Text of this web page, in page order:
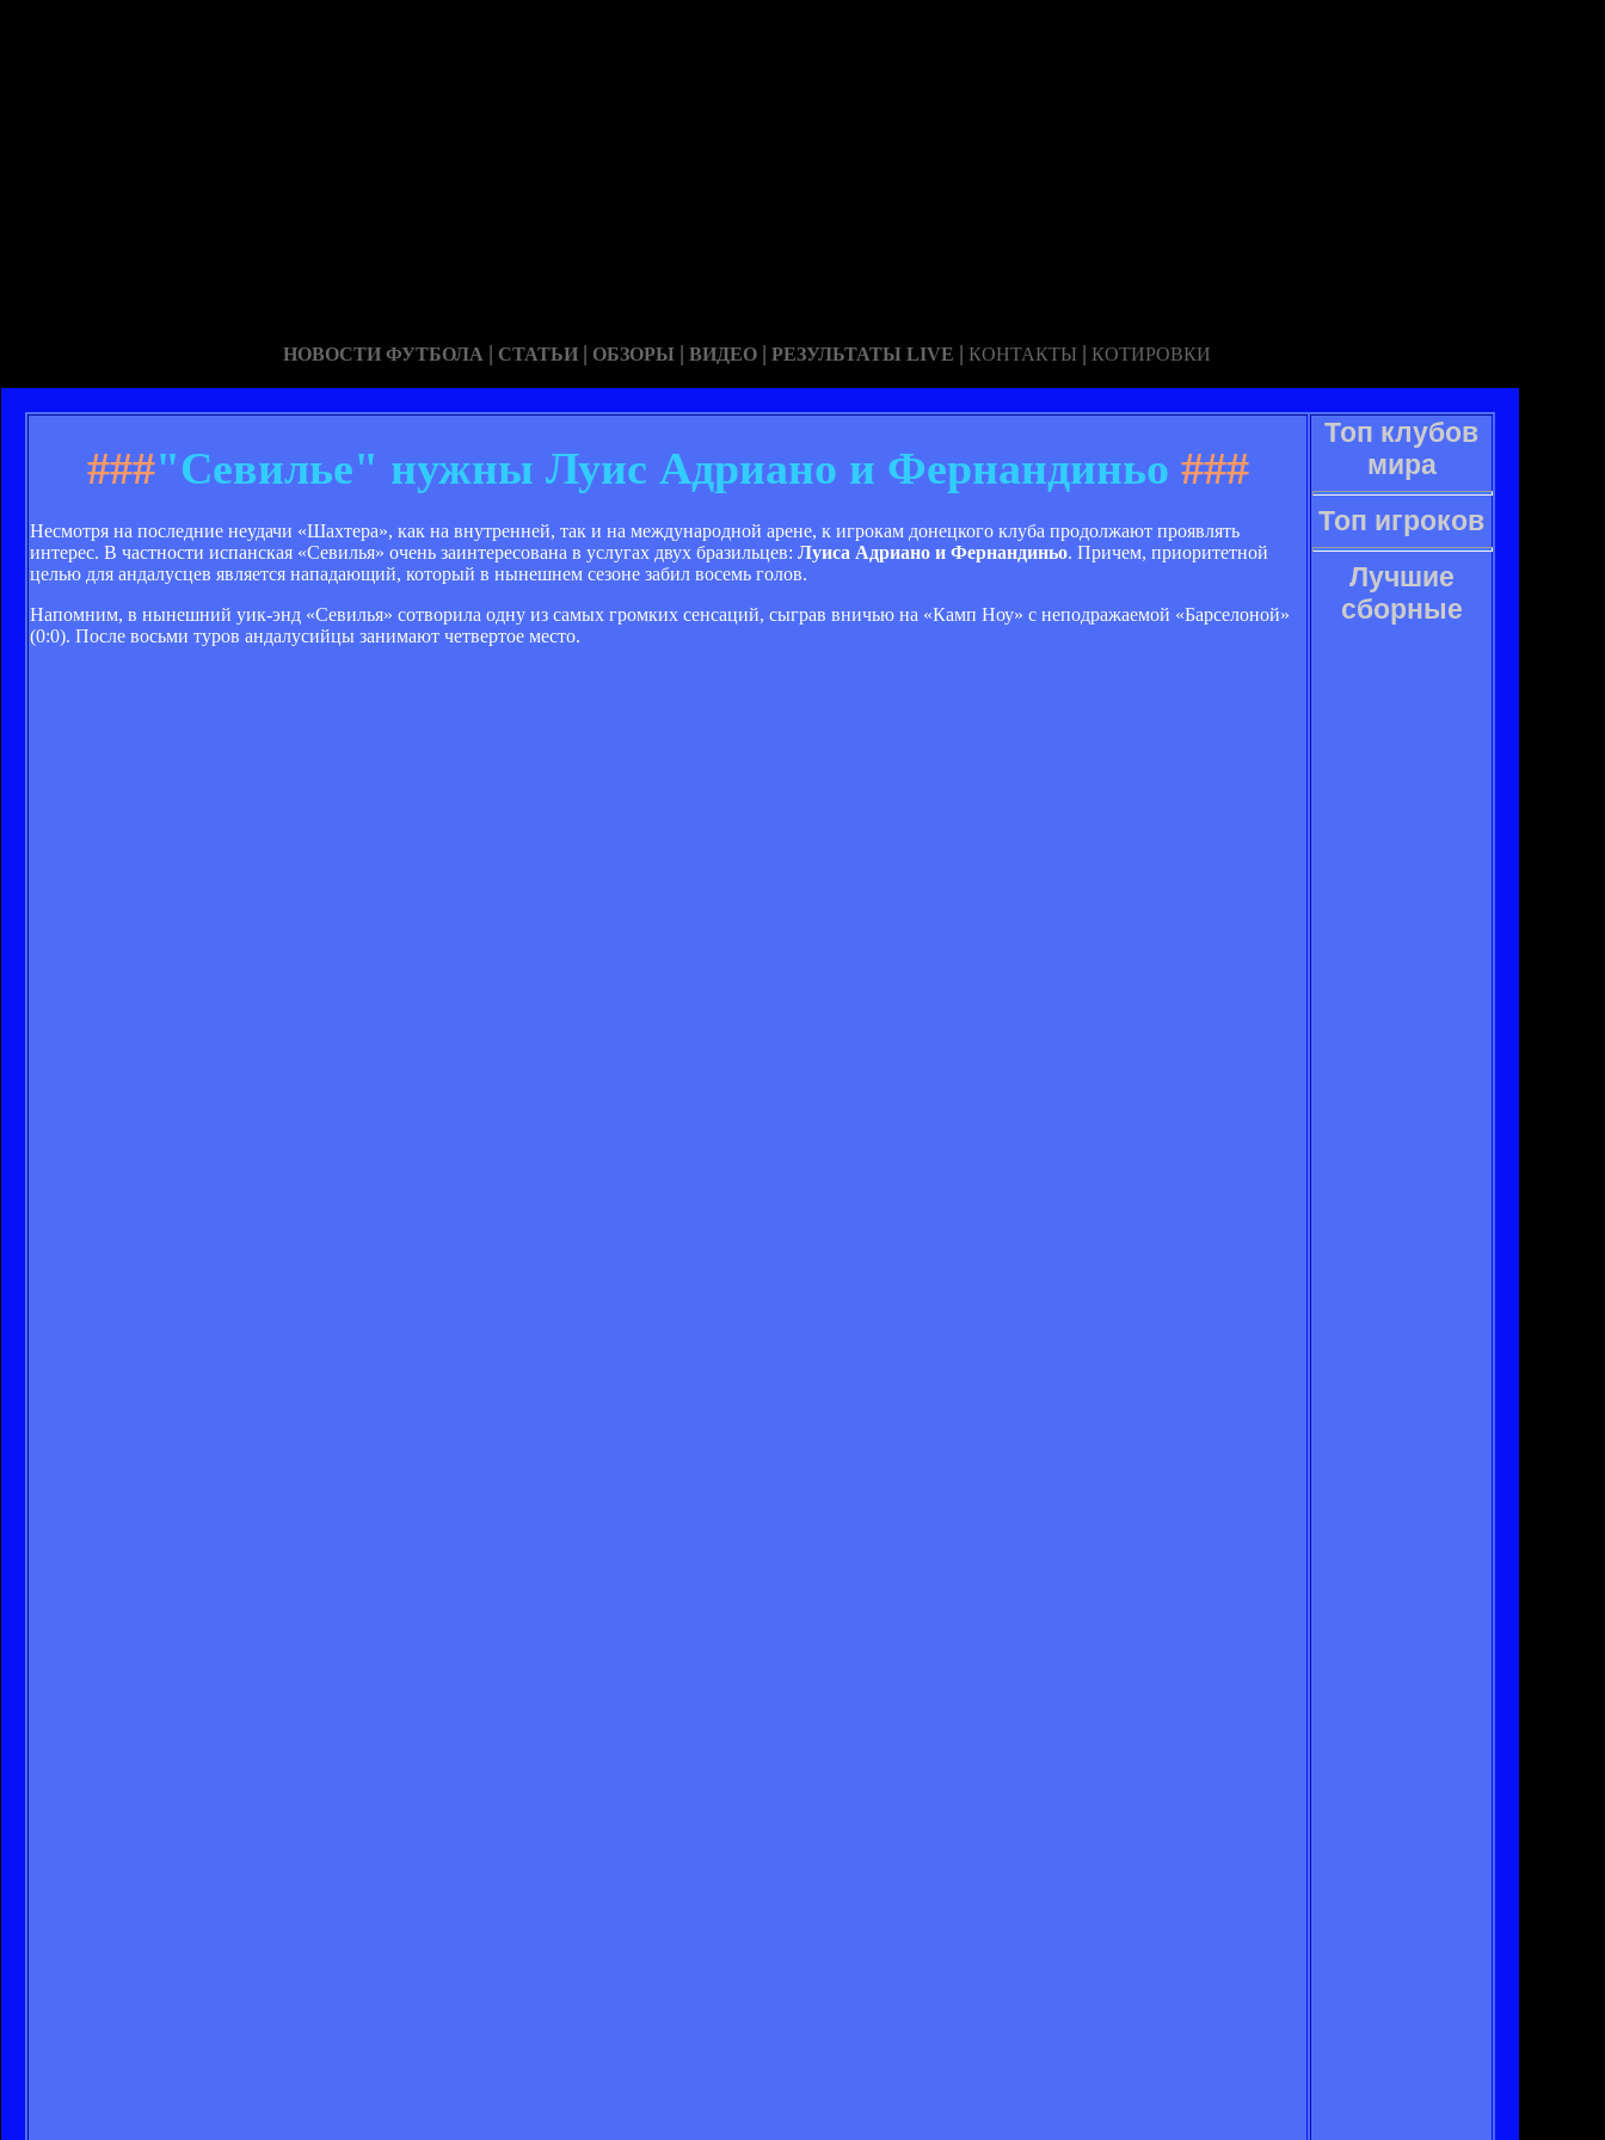
НОВОСТИ ФУТБОЛА | СТАТЬИ | ОБЗОРЫ | ВИДЕО | РЕЗУЛЬТАТЫ LIVE | КОНТАКТЫ | КОТИРОВКИ
###"Севилье" нужны Луис Адриано и Фернандиньо ###
Несмотря на последние неудачи «Шахтера», как на внутренней, так и на международной арене, к игрокам донецкого клуба продолжают проявлять
интерес. В частности испанская «Севилья» очень заинтересована в услугах двух бразильцев: Луиса Адриано и Фернандиньо. Причем, приоритетной
целью для андалусцев является нападающий, который в нынешнем сезоне забил восемь голов.
Напомним, в нынешний уик-энд «Севилья» сотворила одну из самых громких сенсаций, сыграв вничью на «Камп Ноу» с неподражаемой «Барселоной»
(0:0). После восьми туров андалусийцы занимают четвертое место.
Топ клубов
мира
Топ игроков
Лучшие
сборные